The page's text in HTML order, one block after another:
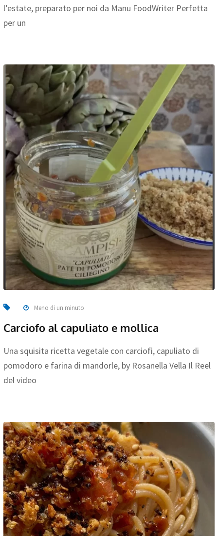
l’estate, preparato per noi da Manu FoodWriter Perfetta
per un
Meno di un minuto
Carciofo al capuliato e mollica
Una squisita ricetta vegetale con carciofi, capuliato di
pomodoro e farina di mandorle, by Rosanella Vella Il Reel
del video